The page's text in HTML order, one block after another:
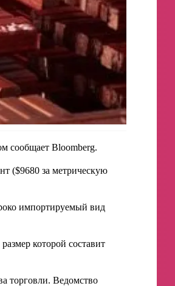
сообщает Bloomberg.
($9680 за метрическую
импортируемый вид
которой составит
торговли. Ведомство